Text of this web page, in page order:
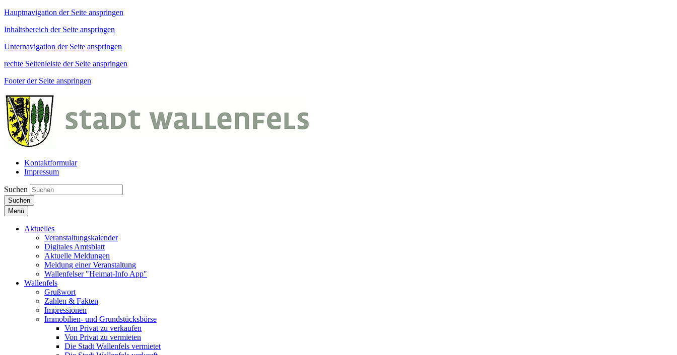
Hauptnavigation der Seite anspringen
Inhaltsbereich der Seite anspringen
Unternavigation der Seite anspringen
rechte Seitenleiste der Seite anspringen
Footer der Seite anspringen
Kontaktformular
Impressum
Suchen
Suchen
Menü
Aktuelles
Veranstaltungskalender
Digitales Amtsblatt
Aktuelle Meldungen
Meldung einer Veranstaltung
Wallenfelser "Heimat-Info App"
Wallenfels
Grußwort
Zahlen & Fakten
Impressionen
Immobilien- und Grundstücksbörse
Von Privat zu verkaufen
Von Privat zu vermieten
Die Stadt Wallenfels vermietet